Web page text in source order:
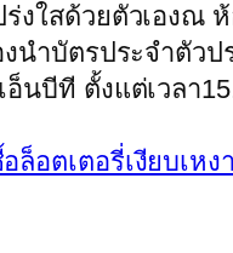
งใสด้วยตัวเองณ
งนำบัตรประจำตั
นบีที ตั้งแต่เวลา
ล็อตเตอรี่เงียบเหงา